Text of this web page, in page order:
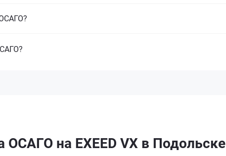
ОСАГО на EXEED VX в Подольске